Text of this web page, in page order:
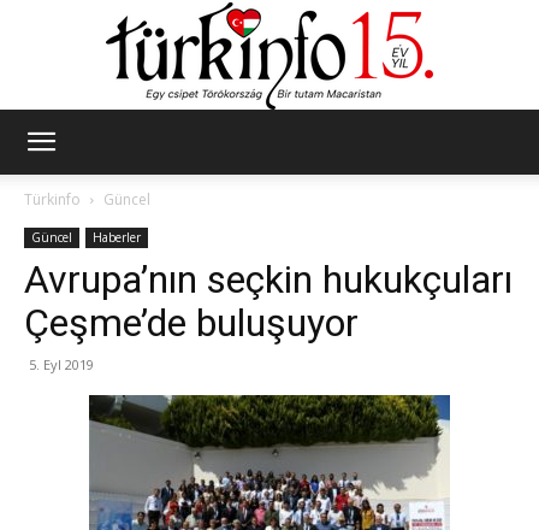
Türkinfo
Güncel
Güncel Haberler
Avrupa’nın seçkin hukukçuları
Çeşme’de buluşuyor
5. Eyl 2019